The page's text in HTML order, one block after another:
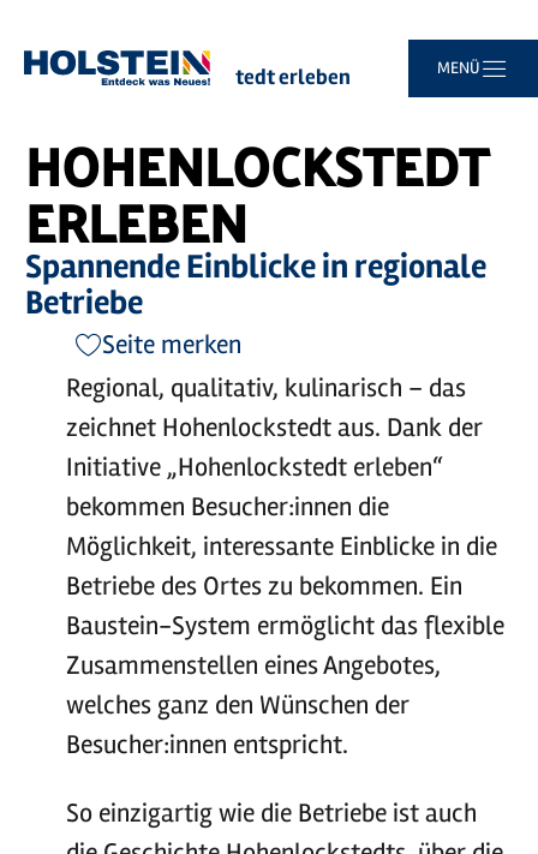
Hauptinhalt
Suche
Navigation
Footer
MENÜ
Sie
Startseite Hohenlockstedt erleben
HOHENLOCKSTEDT
ERLEBEN
Spannende Einblicke in regionale
Betriebe
Seite merken
Regional, qualitativ, kulinarisch – das
zeichnet Hohenlockstedt aus. Dank der
Initiative „Hohenlockstedt erleben“
bekommen Besucher:innen die
Möglichkeit, interessante Einblicke in die
Betriebe des Ortes zu bekommen. Ein
Baustein-System ermöglicht das flexible
Zusammenstellen eines Angebotes,
welches ganz den Wünschen der
Besucher:innen entspricht.
So einzigartig wie die Betriebe ist auch